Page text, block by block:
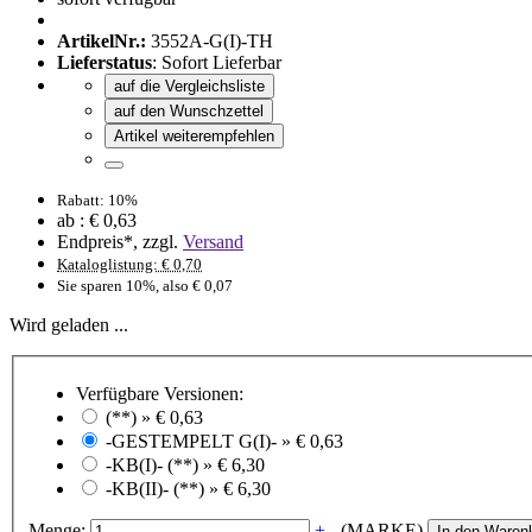
ArtikelNr.: 3552A-G(I)-TH
Lieferstatus: Sofort Lieferbar
auf die Vergleichsliste
auf den Wunschzettel
Artikel weiterempfehlen
Rabatt: 10%
ab : € 0,63
Endpreis*, zzgl. Versand
Kataloglistung: € 0,70
Sie sparen 10%, also € 0,07
Wird geladen ...
Verfügbare Versionen:
(**) » € 0,63
-GESTEMPELT G(I)- » € 0,63
-KB(I)- (**) » € 6,30
-KB(II)- (**) » € 6,30